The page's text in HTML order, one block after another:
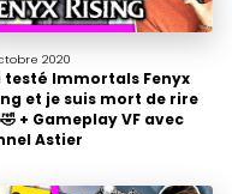
2020
testé Immortals Fenyx
et je suis mort de rire
+ Gameplay VF avec
Astier